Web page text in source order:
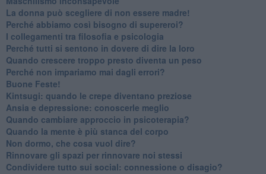
​La donna può scegliere di non essere madre!
​Perché abbiamo così bisogno di supereroi?
​I collegamenti tra filosofia e psicologia
​Perché tutti si sentono in dovere di dire la loro
​Quando crescere troppo presto diventa un peso
​Perché non impariamo mai dagli errori?
​Buone Feste!
​Kintsugi: quando le crepe diventano preziose
Ansia e depressione: conoscerle meglio
Quando cambiare approccio in psicoterapia?
​Quando la mente è più stanca del corpo
Non dormo, che cosa vuol dire?
​Rinnovare gli spazi per rinnovare noi stessi
​Condividere tutto sui social: connessione o disagio?